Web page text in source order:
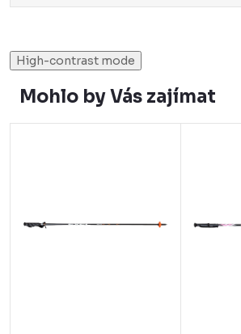
High-contrast mode
Mohlo by Vás zajímat